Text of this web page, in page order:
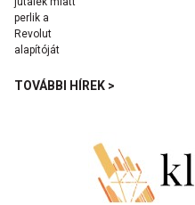
TOVÁBBI HÍREK >